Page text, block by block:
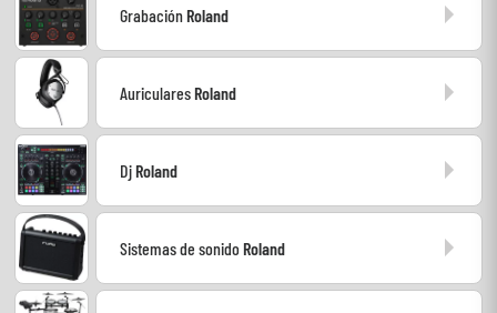
Cables & Acces.
Bundle
GrabaciónRoland
AuricularesRoland
DjRoland
Sistemas de sonidoRoland